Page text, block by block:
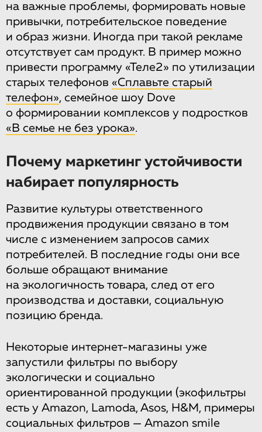
на важные проблемы, формировать новые
привычки, потребительское поведение
и образ жизни. Иногда при такой рекламе
отсутствует сам продукт. В пример можно
привести программу «Теле2» по утилизации
старых телефонов «Сплавьте старый
телефон», семейное шоу Dove
о формировании комплексов у подростков
«В семье не без урока».
Почему маркетинг устойчивости
набирает популярность
Развитие культуры ответственного
продвижения продукции связано в том
числе с изменением запросов самих
потребителей. В последние годы они все
больше обращают внимание
на экологичность товара, след от его
производства и доставки, социальную
позицию бренда.
Некоторые интернет-магазины уже
запустили фильтры по выбору
экологически и социально
ориентированной продукции (экофильтры
есть у Amazon, Lamoda, Asos, H&M, примеры
социальных фильтров — Amazon smile